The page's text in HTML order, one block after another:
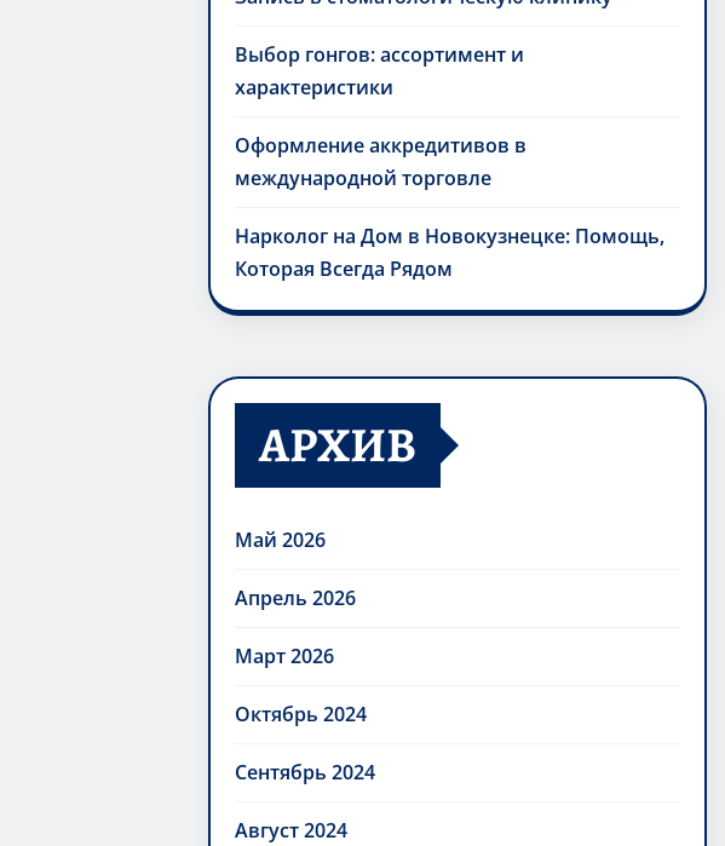
Выбор гонгов: ассортимент и
характеристики
Оформление аккредитивов в
международной торговле
Нарколог на Дом в Новокузнецке: Помощь,
Которая Всегда Рядом
АРХИВ
Май 2026
Апрель 2026
Март 2026
Октябрь 2024
Сентябрь 2024
Август 2024